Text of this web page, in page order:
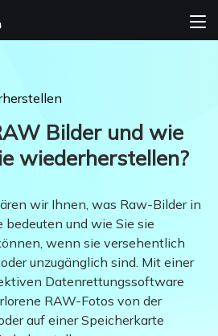
Bilder und wie
wiederherstellen?
wir Ihnen, was Raw-Bilder in
bedeuten und wie Sie sie
wenn sie versehentlich
unzugänglich sind. Mit einer
Datenrettungssoftware
RAW-Fotos von der
auf einer Speicherkarte